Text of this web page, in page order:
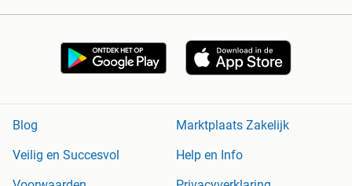
Blog
Marktplaats Zakelijk
Veilig en Succesvol
Help en Info